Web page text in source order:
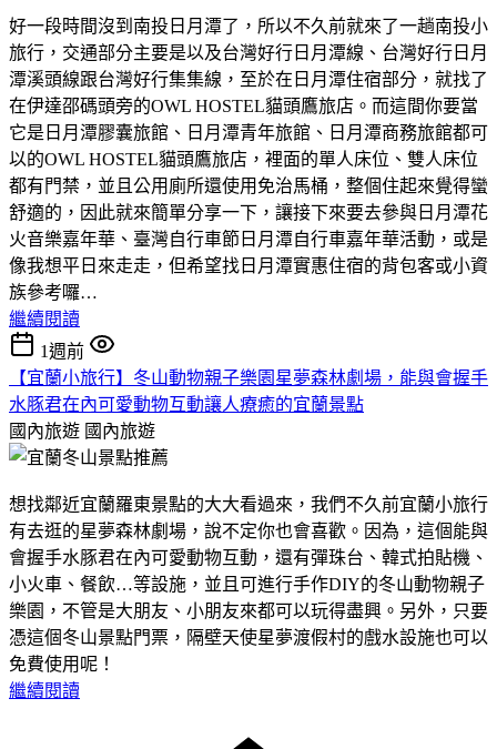
好一段時間沒到南投日月潭了，所以不久前就來了一趟南投小
旅行，交通部分主要是以及台灣好行日月潭線、台灣好行日月
潭溪頭線跟台灣好行集集線，至於在日月潭住宿部分，就找了
在伊達邵碼頭旁的OWL HOSTEL貓頭鷹旅店。而這間你要當
它是日月潭膠囊旅館、日月潭青年旅館、日月潭商務旅館都可
以的OWL HOSTEL貓頭鷹旅店，裡面的單人床位、雙人床位
都有門禁，並且公用廁所還使用免治馬桶，整個住起來覺得蠻
舒適的，因此就來簡單分享一下，讓接下來要去參與日月潭花
火音樂嘉年華、臺灣自行車節日月潭自行車嘉年華活動，或是
像我想平日來走走，但希望找日月潭實惠住宿的背包客或小資
族參考囉…
繼續閱讀
1週前
【宜蘭小旅行】冬山動物親子樂園星夢森林劇場，能與會握手
水豚君在內可愛動物互動讓人療癒的宜蘭景點
國內旅遊 國內旅遊
想找鄰近宜蘭羅東景點的大大看過來，我們不久前宜蘭小旅行
有去逛的星夢森林劇場，說不定你也會喜歡。因為，這個能與
會握手水豚君在內可愛動物互動，還有彈珠台、韓式拍貼機、
小火車、餐飲…等設施，並且可進行手作DIY的冬山動物親子
樂園，不管是大朋友、小朋友來都可以玩得盡興。另外，只要
憑這個冬山景點門票，隔壁天使星夢渡假村的戲水設施也可以
免費使用呢！
繼續閱讀